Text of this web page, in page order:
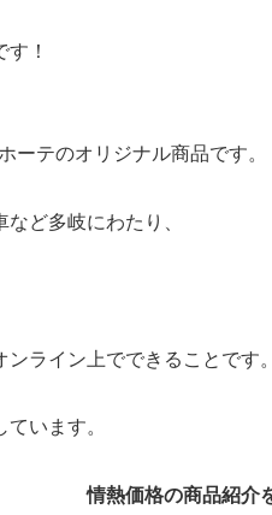
！
ーテのオリジナル商品です。
ど多岐にわたり、
ライン上でできることです。
います。
情熱価格の商品紹介